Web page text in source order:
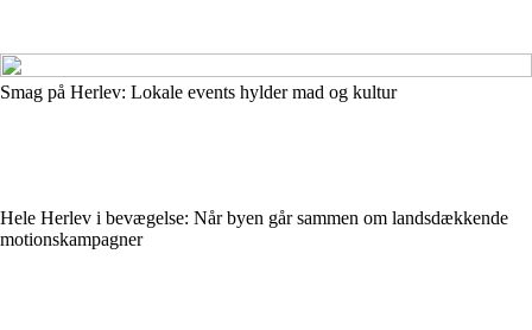
Smag på Herlev: Lokale events hylder mad og kultur
Hele Herlev i bevægelse: Når byen går sammen om landsdækkende
motionskampagner